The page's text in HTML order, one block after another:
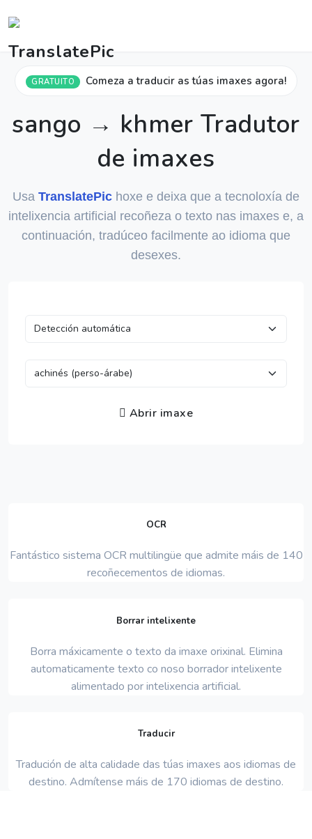
GRATUITO Comeza a traducir as túas imaxes agora!
sango → khmer Tradutor
de imaxes
Usa TranslatePic hoxe e deixa que a tecnoloxía de
intelixencia artificial recoñeza o texto nas imaxes e, a
continuación, tradúceo facilmente ao idioma que
desexes.
Abrir imaxe
OCR
Fantástico sistema OCR multilingüe que admite máis de 140
recoñecementos de idiomas.
Borrar intelixente
Borra máxicamente o texto da imaxe orixinal. Elimina
automaticamente texto co noso borrador intelixente
alimentado por intelixencia artificial.
Traducir
Tradución de alta calidade das túas imaxes aos idiomas de
destino. Admítense máis de 170 idiomas de destino.